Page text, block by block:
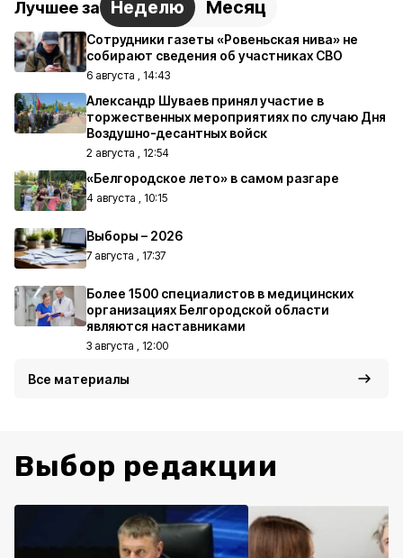
Лучшее за Неделю Месяц
Сотрудники газеты «Ровеньская нива» не
собирают сведения об участниках СВО
6 августа , 14:43
Александр Шуваев принял участие в
торжественных мероприятиях по случаю Дня
Воздушно-десантных войск
2 августа , 12:54
«Белгородское лето» в самом разгаре
4 августа , 10:15
Выборы – 2026
7 августа , 17:37
Более 1500 специалистов в медицинских
организациях Белгородской области
являются наставниками
3 августа , 12:00
Все материалы
Выбор редакции